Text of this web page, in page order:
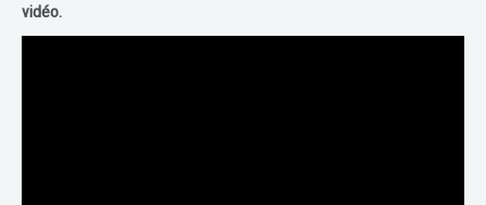
vidéo.